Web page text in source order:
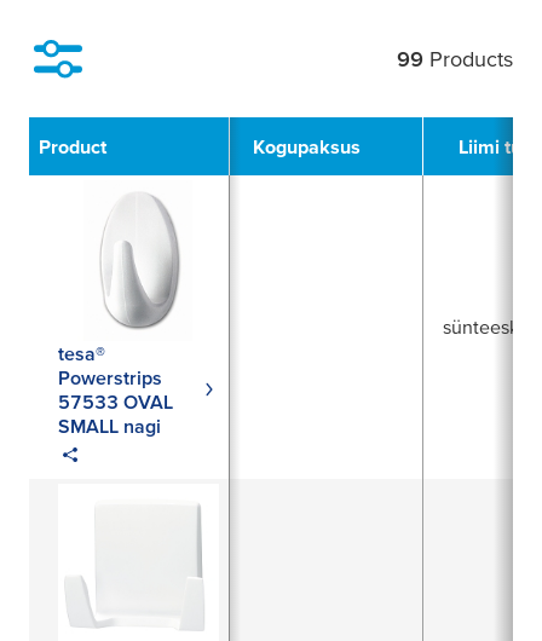
99 Products
Product Kogupaksus Liimi tüüp
tesa®
Powerstrips
57533 OVAL
SMALL nagi